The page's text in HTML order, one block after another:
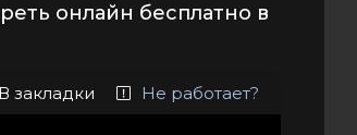
онлайн бесплатно в
В закладки Не работает?